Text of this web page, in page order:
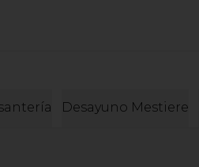
Desayuno Mestiere